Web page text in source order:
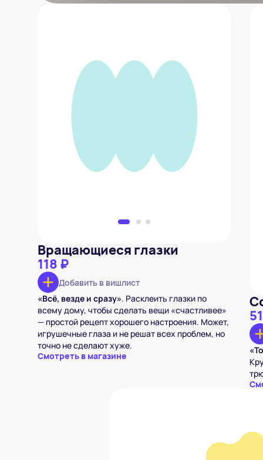
Вращающиеся глазки
118 ₽
Добавить в вишлист
«Всё, везде и сразу». Расклеить глазки по
всему дому, чтобы сделать вещи «счастливее»
— простой рецепт хорошего настроения. Может,
игрушечные глаза и не решат всех проблем, но
точно не сделают хуже.
Смотреть в магазине